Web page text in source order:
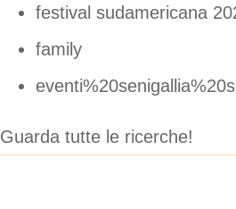
festival sudamericana
family
Guarda tutte le ricerche!